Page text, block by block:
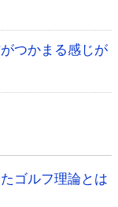
つかまる感じが
ゴルフ理論とは